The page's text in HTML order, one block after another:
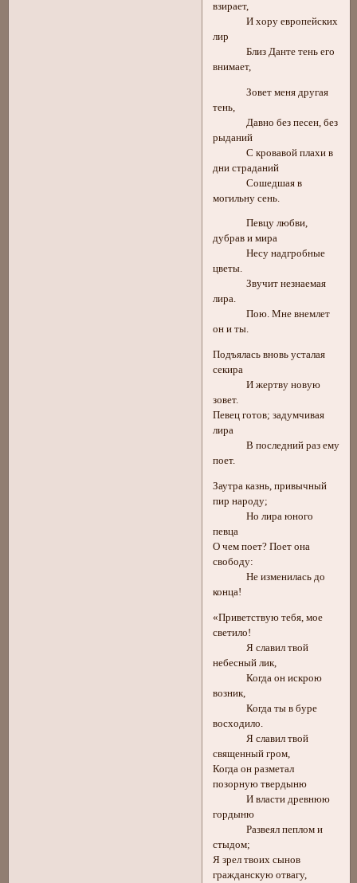
взирает,
И хору европейских
лир
Близ Данте тень его
внимает,
Зовет меня другая
тень,
Давно без песен, без
рыданий
С кровавой плахи в
дни страданий
Сошедшая в
могильну сень.
Певцу любви,
дубрав и мира
Несу надгробные
цветы.
Звучит незнаемая
лира.
Пою. Мне внемлет
он и ты.
Подъялась вновь усталая
секира
И жертву новую
зовет.
Певец готов; задумчивая
лира
В последний раз ему
поет.
Заутра казнь, привычный
пир народу;
Но лира юного
певца
О чем поет? Поет она
свободу:
Не изменилась до
конца!
«Приветствую тебя, мое
светило!
Я славил твой
небесный лик,
Когда он искрою
возник,
Когда ты в буре
восходило.
Я славил твой
священный гром,
Когда он разметал
позорную твердыню
И власти древнюю
гордыню
Развеял пеплом и
стыдом;
Я зрел твоих сынов
гражданскую отвагу,